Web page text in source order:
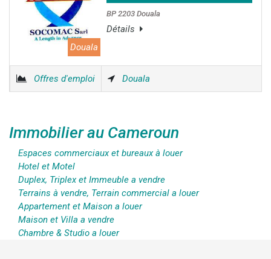
Douala
BP 2203 Douala
Détails
Offres d'emploi Douala
Immobilier au Cameroun
Espaces commerciaux et bureaux à louer
Hotel et Motel
Duplex, Triplex et Immeuble a vendre
Terrains à vendre, Terrain commercial a louer
Appartement et Maison a louer
Maison et Villa a vendre
Chambre & Studio a louer